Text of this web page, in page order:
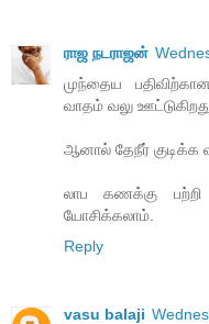
ராஜ நடராஜன்
முந்தைய
வாதம் வலு ஊட்டுகிறது.
ஆனால் தேநீர் குடிக்க
லாப கணக்கு
யோசிக்கலாம்.
Reply
vasu balaji